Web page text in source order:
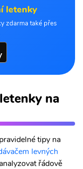
letenky
zdarma také přes
na
tipy na
levných
řádově